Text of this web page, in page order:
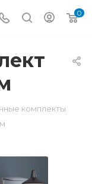
0
комплекты